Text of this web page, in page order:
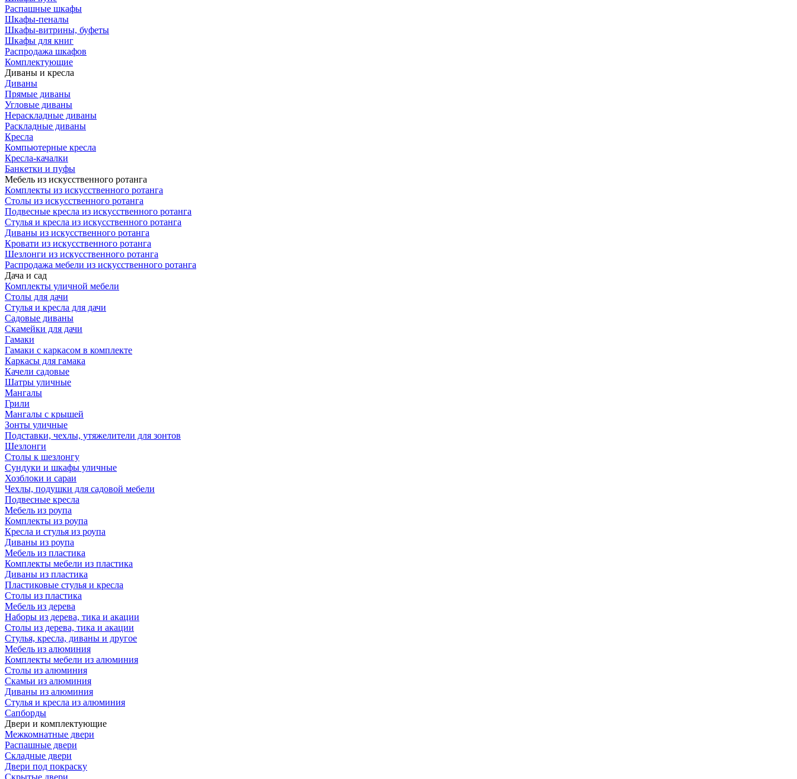
Распашные шкафы
Шкафы-пеналы
Шкафы-витрины, буфеты
Шкафы для книг
Распродажа шкафов
Комплектующие
Диваны и кресла
Диваны
Прямые диваны
Угловые диваны
Нераскладные диваны
Раскладные диваны
Кресла
Компьютерные кресла
Кресла-качалки
Банкетки и пуфы
Мебель из искусственного ротанга
Комплекты из искусственного ротанга
Столы из искусственного ротанга
Подвесные кресла из искусственного ротанга
Стулья и кресла из искусственного ротанга
Диваны из искусственного ротанга
Кровати из искусственного ротанга
Шезлонги из искусственного ротанга
Распродажа мебели из искусственного ротанга
Дача и сад
Комплекты уличной мебели
Столы для дачи
Стулья и кресла для дачи
Садовые диваны
Скамейки для дачи
Гамаки
Гамаки с каркасом в комплекте
Каркасы для гамака
Качели садовые
Шатры уличные
Мангалы
Грили
Мангалы с крышей
Зонты уличные
Подставки, чехлы, утяжелители для зонтов
Шезлонги
Столы к шезлонгу
Сундуки и шкафы уличные
Хозблоки и сараи
Чехлы, подушки для садовой мебели
Подвесные кресла
Мебель из роупа
Комплекты из роупа
Кресла и стулья из роупа
Диваны из роупа
Мебель из пластика
Комплекты мебели из пластика
Диваны из пластика
Пластиковые стулья и кресла
Столы из пластика
Мебель из дерева
Наборы из дерева, тика и акации
Столы из дерева, тика и акации
Стулья, кресла, диваны и другое
Мебель из алюминия
Комплекты мебели из алюминия
Столы из алюминия
Скамьи из алюминия
Диваны из алюминия
Стулья и кресла из алюминия
Сапборды
Двери и комплектующие
Межкомнатные двери
Распашные двери
Складные двери
Двери под покраску
Скрытые двери